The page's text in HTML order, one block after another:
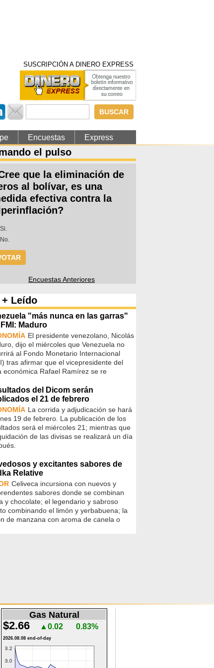
SUSCRIPCIÓN A DINERO EXPRESS
Formulario de
búsqueda
Encuestas Express
el pulso
que la eliminación de
al bolívar, es una
efectiva contra la
Si.
No.
Encuestas Anteriores
+ Leído
"más nunca en las garras"
Maduro
El presidente venezolano, Nicolás
dijo el miércoles que Venezuela no
al Fondo Monetario Internacional
tras afirmar que el vicepresidente del
económica Rafael Ramírez se re
del Dicom serán
el 21 de febrero
La corrida y adjudicación se hará
19 de febrero. La publicación de los
será el miércoles 21; mientras que
de las divisas se realizará un día
y excitantes sabores de
Relative
Celiveca incursiona con nuevos y
sabores donde se combinan
y chocolate; el legendario y sabroso
combinando el limón y yerbabuena; la
de manzana con aroma de canela o
Gas Natural
$2.66 ▲0.02 0.83%
2026.08.08 end-of-day